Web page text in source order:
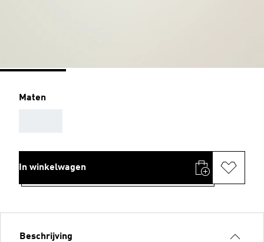
Maten
In winkelwagen
Beschrijving